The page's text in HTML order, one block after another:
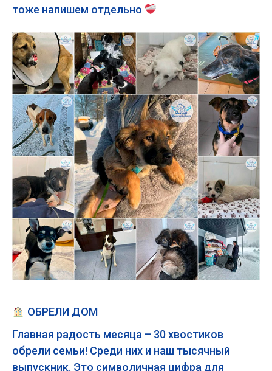
тоже напишем отдельно
ОБРЕЛИ ДОМ
Главная радость месяца – 30 хвостиков
обрели семьи! Среди них и наш тысячный
выпускник. Это символичная цифра для